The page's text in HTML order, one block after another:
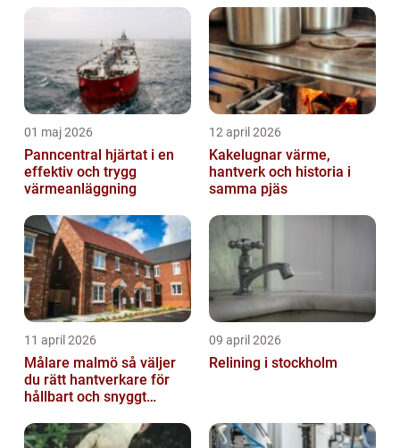
01 maj 2026
Panncentral hjärtat i en
effektiv och trygg
värmeanläggning
12 april 2026
Kakelugnar värme,
hantverk och historia i
samma pjäs
11 april 2026
Målare malmö så väljer
du rätt hantverkare för
hållbart och snyggt
09 april 2026
Relining i stockholm